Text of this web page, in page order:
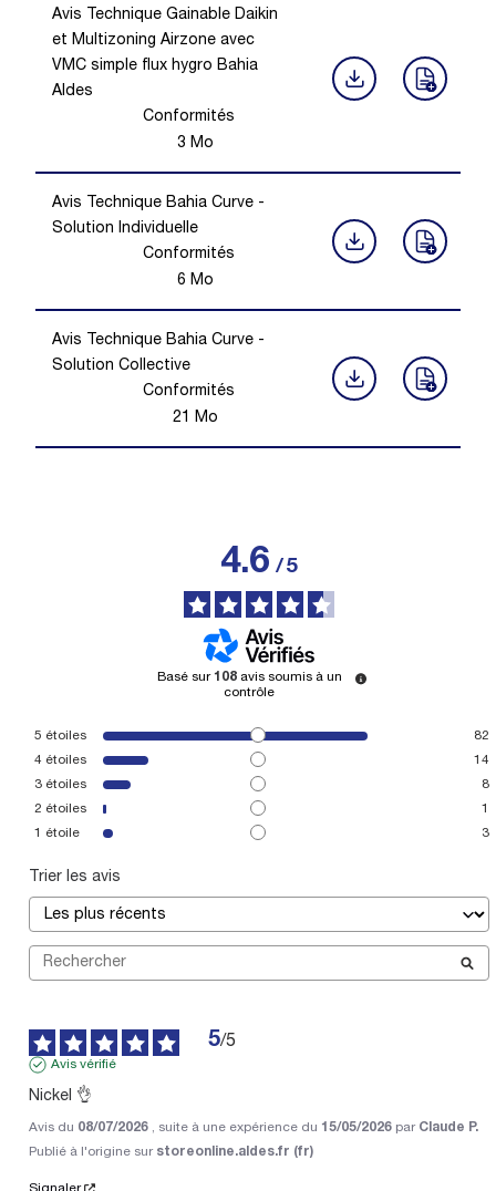
Avis Technique Gainable Daikin
et Multizoning Airzone avec
VMC simple flux hygro Bahia
Aldes
Conformités
3 Mo
Avis Technique Bahia Curve -
Solution Individuelle
Conformités
6 Mo
Avis Technique Bahia Curve -
Solution Collective
Conformités
21 Mo
4.6/5
Basé sur 108 avis soumis à un
contrôle
5 étoiles
82
4 étoiles
14
3 étoiles
8
2 étoiles
1
1 étoile 3
Trier les avis
5/5
Avis vérifié
Nickel 👌
Avis du 08/07/2026 , suite à une expérience du 15/05/2026 par Claude P.
Publié à l'origine sur storeonline.aldes.fr (fr)